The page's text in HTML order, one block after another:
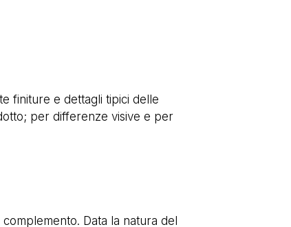
finiture e dettagli tipici delle
per differenze visive e per
Data la natura del